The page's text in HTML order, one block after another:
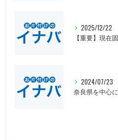
2025/12/22
2024/07/23